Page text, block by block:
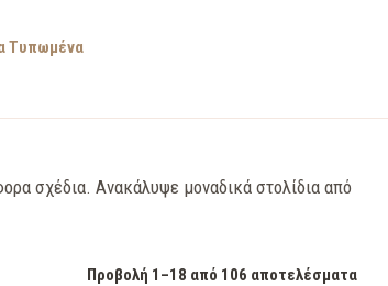
Τυπωμένα
σχέδια. Ανακάλυψε μοναδικά στολίδια από
Προβολή 1–18 από 106 αποτελέσματα